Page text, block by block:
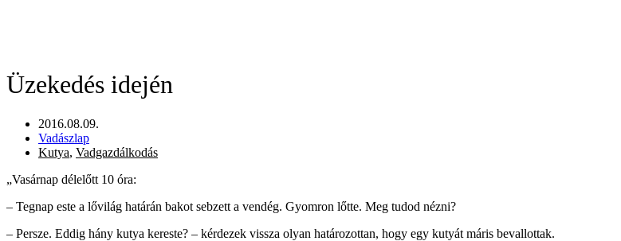
Üzekedés idején
2016.08.09.
Vadászlap
Kutya, Vadgazdálkodás
„Vasárnap délelőtt 10 óra:
– Tegnap este a lővilág határán bakot sebzett a vendég. Gyomron lőtte. Meg tudod nézni?
– Persze. Eddig hány kutya kereste? – kérdezek vissza olyan határozottan, hogy egy kutyát máris bevallottak.